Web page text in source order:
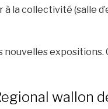
la collectivité (salle
expositions.
wallon